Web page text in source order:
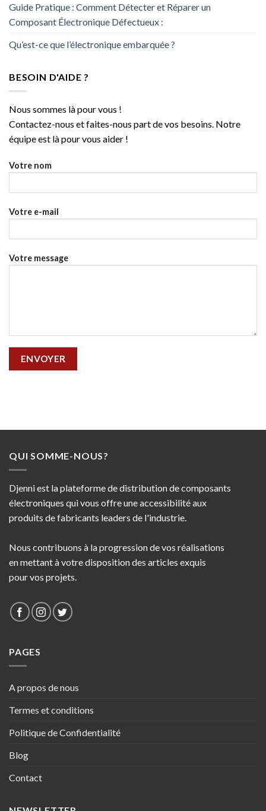
Guide Pratique : Comment Détecter et Réparer un
Composant Électronique Défectueux :
Qu’est-ce que l’électronique embarquée ?
BESOIN D'AIDE ?
Nous sommes là pour vous !
Contactez-nous et faites-nous part de vos besoins. Notre
équipe est là pour vous aider !
Votre nom
Votre e-mail
Votre message
QUI SOMME-NOUS?
Djenni est la plateforme de distribution de composants
électroniques qui vous offre une accessibilité aux
produits de fabricants leaders de l'industrie.
Nous contribuons à la progression de vos réalisations
en mettant à votre disposition des articles exquis
pour vos projets.
PAGES
A propos de nous
Termes et conditions
Politique de Confidentialité
Blog
Contact